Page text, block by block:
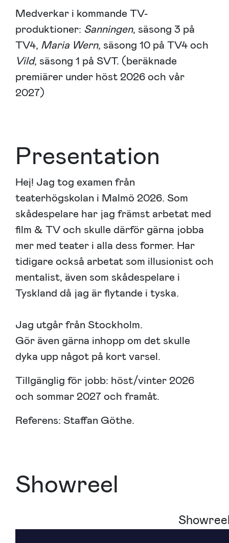
Medverkar i kommande TV-
produktioner: Sanningen, säsong 3 på
TV4, Maria Wern, säsong 10 på TV4 och
Vild, säsong 1 på SVT. (beräknade
premiärer under höst 2026 och vår
2027)
Presentation
Hej! Jag tog examen från
teaterhögskolan i Malmö 2026. Som
skådespelare har jag främst arbetat med
film & TV och skulle därför gärna jobba
mer med teater i alla dess former. Har
tidigare också arbetat som illusionist och
mentalist, även som skådespelare i
Tyskland då jag är flytande i tyska.
Jag utgår från Stockholm.
Gör även gärna inhopp om det skulle
dyka upp något på kort varsel.
Tillgänglig för jobb: höst/vinter 2026
och sommar 2027 och framåt.
Referens: Staffan Göthe.
Showreel